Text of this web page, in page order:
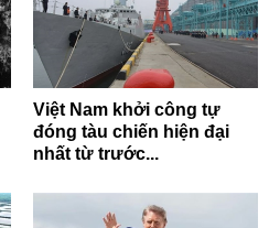
Việt Nam khởi công tự
đóng tàu chiến hiện đại
nhất từ trước...